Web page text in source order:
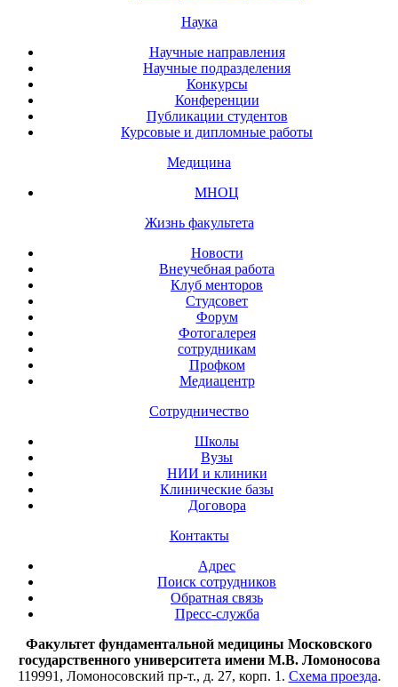
Наука
Научные направления
Научные подразделения
Конкурсы
Конференции
Публикации студентов
Курсовые и дипломные работы
Медицина
МНОЦ
Жизнь факультета
Новости
Внеучебная работа
Клуб менторов
Студсовет
Форум
Фотогалерея
сотрудникам
Профком
Медиацентр
Сотрудничество
Школы
Вузы
НИИ и клиники
Клинические базы
Договора
Контакты
Адрес
Поиск сотрудников
Обратная связь
Пресс-служба
Факультет фундаментальной медицины Московского
государственного университета имени М.В. Ломоносова
119991, Ломоносовский пр-т., д. 27, корп. 1. Схема проезда.